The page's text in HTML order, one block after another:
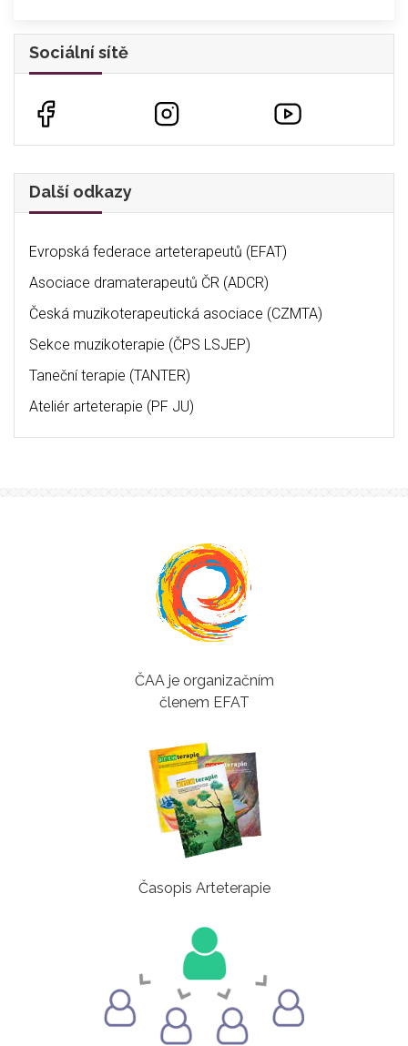
Sociální sítě
Další odkazy
Evropská federace arteterapeutů (EFAT)
Asociace dramaterapeutů ČR (ADCR)
Česká muzikoterapeutická asociace (CZMTA)
Sekce muzikoterapie (ČPS LSJEP)
Taneční terapie (TANTER)
Ateliér arteterapie (PF JU)
ČAA je organizačním
členem EFAT
Časopis Arteterapie